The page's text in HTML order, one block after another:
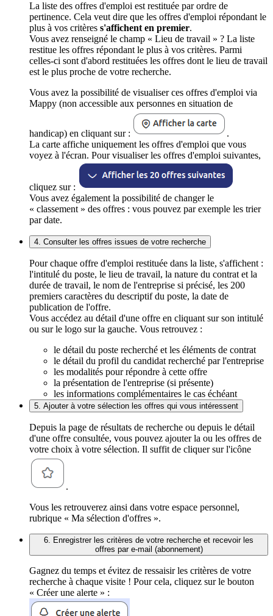
La liste des offres d'emploi est restituée par ordre de
pertinence. Cela veut dire que les offres d'emploi répondant le
plus à vos critères s'affichent en premier.
Vous avez renseigné le champ « Lieu de travail » ? La liste
restitue les offres répondant le plus à vos critères. Parmi
celles-ci sont d'abord restituées les offres dont le lieu de travail
est le plus proche de votre recherche.
Vous avez la possibilité de visualiser ces offres d'emploi via
Mappy (non accessible aux personnes en situation de
handicap) en cliquant sur :
.
La carte affiche uniquement les offres d'emploi que vous
voyez à l'écran. Pour visualiser les offres d'emploi suivantes,
cliquez sur :
Vous avez également la possibilité de changer le
« classement » des offres : vous pouvez par exemple les trier
par date.
4. Consulter les offres issues de votre recherche
Pour chaque offre d'emploi restituée dans la liste, s'affichent :
l'intitulé du poste, le lieu de travail, la nature du contrat et la
durée de travail, le nom de l'entreprise si précisé, les 200
premiers caractères du descriptif du poste, la date de
publication de l'offre.
Vous accédez au détail d'une offre en cliquant sur son intitulé
ou sur le logo sur la gauche. Vous retrouvez :
le détail du poste recherché et les éléments de contrat
le détail du profil du candidat recherché par l'entreprise
les modalités pour répondre à cette offre
la présentation de l'entreprise (si présente)
les informations complémentaires le cas échéant
5. Ajouter à votre sélection les offres qui vous intéressent
Depuis la page de résultats de recherche ou depuis le détail
d'une offre consultée, vous pouvez ajouter la ou les offres de
votre choix à votre sélection. Il suffit de cliquer sur l'icône
.
Vous les retrouverez ainsi dans votre espace personnel,
rubrique « Ma sélection d'offres ».
6. Enregistrer les critères de votre recherche et recevoir les
offres par e-mail (abonnement)
Gagnez du temps et évitez de ressaisir les critères de votre
recherche à chaque visite ! Pour cela, cliquez sur le bouton
« Créer une alerte » :